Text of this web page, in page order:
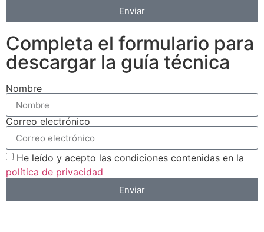
Enviar
Completa el formulario para
descargar la guía técnica
Nombre
Correo electrónico
He leído y acepto las condiciones contenidas en la
política de privacidad
Enviar